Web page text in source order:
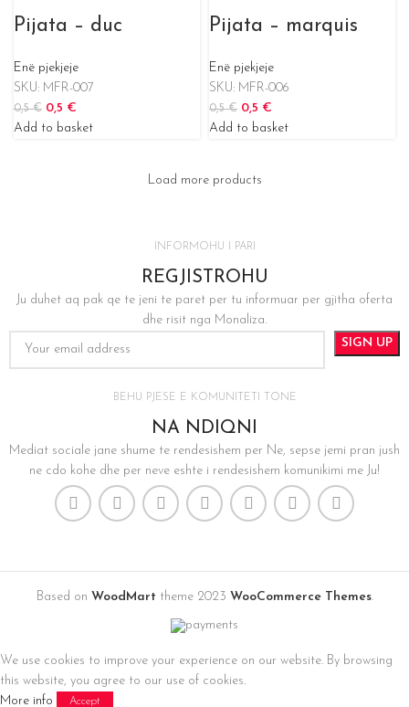
Pijata – duc
Enë pjekjeje
SKU: MFR-007
0,5€ 0,5 €
Add to basket
Pijata – marquis
Enë pjekjeje
SKU: MFR-006
0,5€ 0,5 €
Add to basket
Load more products
INFORMOHU I PARI
REGJISTROHU
Ju duhet aq pak qe te jeni te paret per tu informuar per gjitha oferta
dhe risit nga Monaliza.
BEHU PJESE E KOMUNITETI TONE
NA NDIQNI
Mediat sociale jane shume te rendesishem per Ne, sepse jemi pran jush
ne cdo kohe dhe per neve eshte i rendesishem komunikimi me Ju!
Based on WoodMart theme2023 WooCommerce Themes.
We use cookies to improve your experience on our website. By browsing
this website, you agree to our use of cookies.
More info
Accept